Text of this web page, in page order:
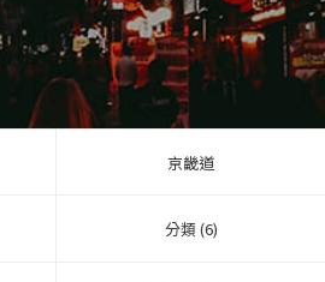
京畿道
分類 (6)